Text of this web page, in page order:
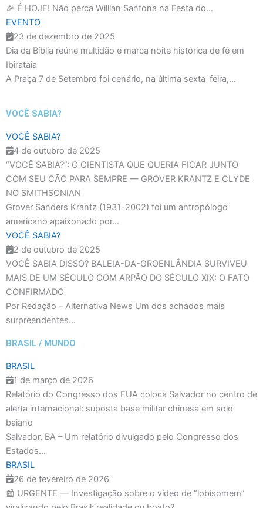
🎉 É HOJE! Não perca Willian Sanfona na Festa do...
EVENTO
23 de dezembro de 2025
Dia da Bíblia reúne multidão e marca noite histórica de fé em
Ibirataia
A Praça 7 de Setembro foi cenário, na última sexta-feira,...
VOCÊ SABIA?
VOCÊ SABIA?
4 de outubro de 2025
“VOCÊ SABIA?”: O CIENTISTA QUE QUERIA FICAR JUNTO
COM SEU CÃO PARA SEMPRE — GROVER KRANTZ E CLYDE
NO SMITHSONIAN
Grover Sanders Krantz (1931-2002) foi um antropólogo
americano apaixonado por...
VOCÊ SABIA?
2 de outubro de 2025
VOCÊ SABIA DISSO? BALEIA-DA-GROENLÂNDIA SURVIVEU
MAIS DE UM SÉCULO COM ARPÃO DO SÉCULO XIX: O FATO
CONFIRMADO
Por Redação – Alternativa News Um dos achados mais
surpreendentes...
BRASIL / MUNDO
BRASIL
1 de março de 2026
Relatório do Congresso dos EUA coloca Salvador no centro de
alerta internacional: suposta base militar chinesa em solo
baiano
Salvador, BA – Um relatório divulgado pelo Congresso dos
Estados...
BRASIL
26 de fevereiro de 2026
📰 URGENTE — Investigação sobre o vídeo de “lobisomem”